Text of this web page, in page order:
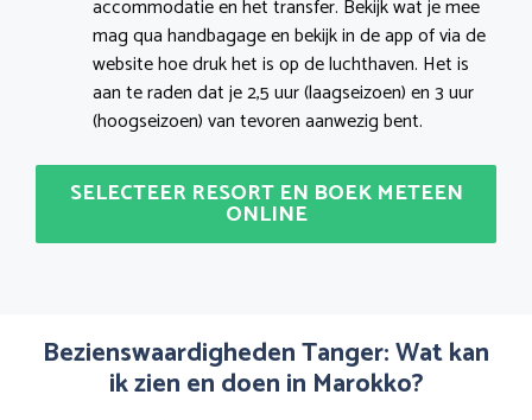
accommodatie en het transfer. Bekijk wat je mee
mag qua handbagage en bekijk in de app of via de
website hoe druk het is op de luchthaven. Het is
aan te raden dat je 2,5 uur (laagseizoen) en 3 uur
(hoogseizoen) van tevoren aanwezig bent.
SELECTEER RESORT EN BOEK METEEN
ONLINE
Bezienswaardigheden Tanger: Wat kan
ik zien en doen in Marokko?